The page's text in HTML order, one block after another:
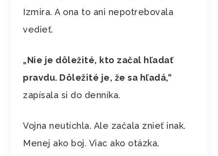
Izmira. A ona to ani nepotrebovala
vedieť.
„Nie je dôležité, kto začal hľadať
pravdu. Dôležité je, že sa hľadá,“
zapísala si do denníka.
Vojna neutíchla. Ale začala znieť inak.
Menej ako boj. Viac ako otázka.